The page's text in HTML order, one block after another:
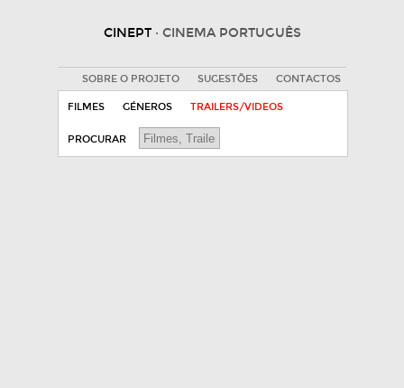
CINEPT · CINEMA PORTUGUÊS
SOBRE O PROJETO SUGESTÕES CONTACTOS
FILMES GÉNEROS TRAILERS/VIDEOS
PROCURAR